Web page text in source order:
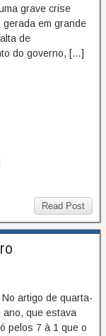
grave crise
gerada em grande
de
do governo, […]
Read Post
artigo de quarta-
ano, que estava
pelos 7 à 1 que o